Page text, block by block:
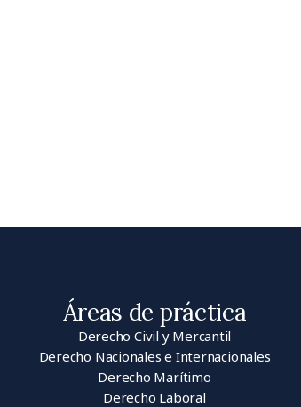
Áreas de práctica
Derecho Civil y Mercantil
Derecho Nacionales e Internacionales
Derecho Marítimo
Derecho Laboral